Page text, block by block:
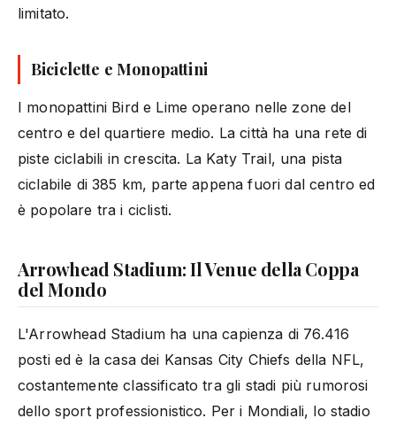
limitato.
Biciclette e Monopattini
I monopattini Bird e Lime operano nelle zone del
centro e del quartiere medio. La città ha una rete di
piste ciclabili in crescita. La Katy Trail, una pista
ciclabile di 385 km, parte appena fuori dal centro ed
è popolare tra i ciclisti.
Arrowhead Stadium: Il Venue della Coppa
del Mondo
L'Arrowhead Stadium ha una capienza di 76.416
posti ed è la casa dei Kansas City Chiefs della NFL,
costantemente classificato tra gli stadi più rumorosi
dello sport professionistico. Per i Mondiali, lo stadio